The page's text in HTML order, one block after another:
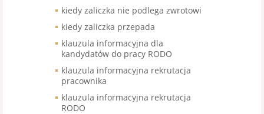
kiedy zaliczka nie podlega zwrotowi
kiedy zaliczka przepada
klauzula informacyjna dla
kandydatów do pracy RODO
klauzula informacyjna rekrutacja
pracownika
klauzula informacyjna rekrutacja
RODO